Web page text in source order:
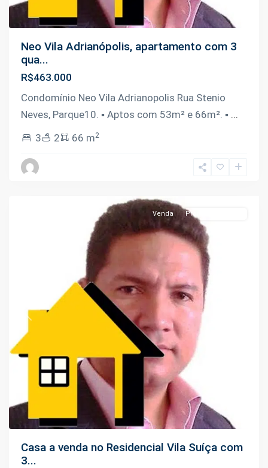
Neo Vila Adrianópolis, apartamento com 3
qua...
R$463.000
Condomínio Neo Vila Adrianopolis Rua Stenio
Neves, Parque10. ▪️ Aptos com 53m² e 66m². ▪️ ...
3
2 66 m2
Tarumã
Previous
Venda Pronto Pra Morar
Casa a venda no Residencial Vila Suíça com
3...